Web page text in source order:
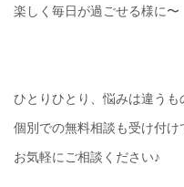
楽しく毎日が過ごせる様に〜
ひとりひとり、悩みは違うも
個別での無料相談も受け付け
お気軽にご相談ください♪